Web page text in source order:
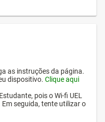
as instruções da página.
dispositivo. Clique aqui
pois o Wi-fi UEL
Em seguida, tente utilizar o